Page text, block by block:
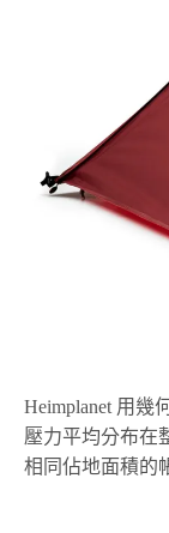
Heimplanet 用幾
壓力平均分布在
相同佔地面積的